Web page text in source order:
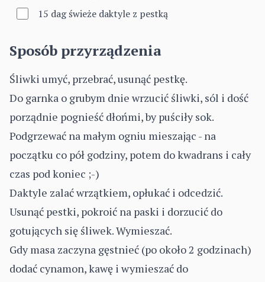
15 dag świeże daktyle z pestką
Sposób przyrządzenia
Śliwki umyć, przebrać, usunąć pestkę.
Do garnka o grubym dnie wrzucić śliwki, sól i dość
porządnie pognieść dłońmi, by puściły sok.
Podgrzewać na małym ogniu mieszając - na
początku co pół godziny, potem do kwadrans i cały
czas pod koniec ;-)
Daktyle zalać wrzątkiem, opłukać i odcedzić.
Usunąć pestki, pokroić na paski i dorzucić do
gotujących się śliwek. Wymieszać.
Gdy masa zaczyna gęstnieć (po około 2 godzinach)
dodać cynamon, kawę i wymieszać do